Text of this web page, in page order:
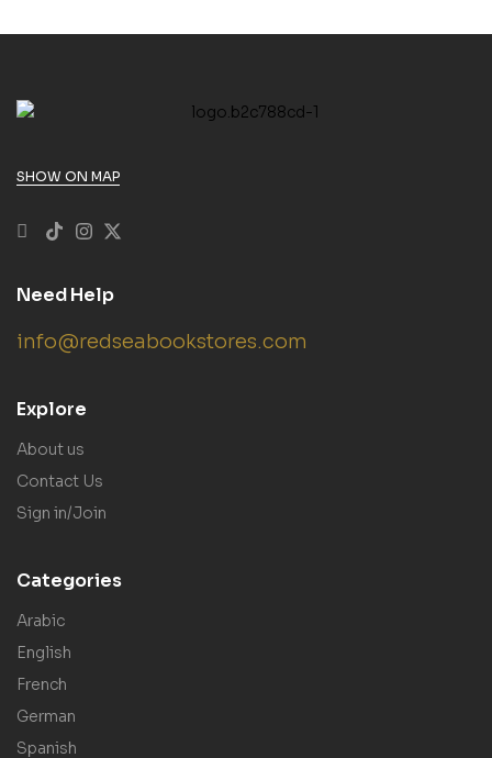
SHOW ON MAP
Need Help
info@redseabookstores.com
Explore
About us
Contact Us
Sign in/Join
Categories
Arabic
English
French
German
Spanish